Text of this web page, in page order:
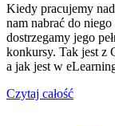
Kiedy pracujemy
nam nabrać do
dostrzegamy jego
konkursy. Tak jest z
a jak jest w
Czytaj całość